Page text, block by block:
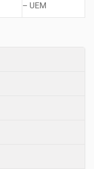
– UEM